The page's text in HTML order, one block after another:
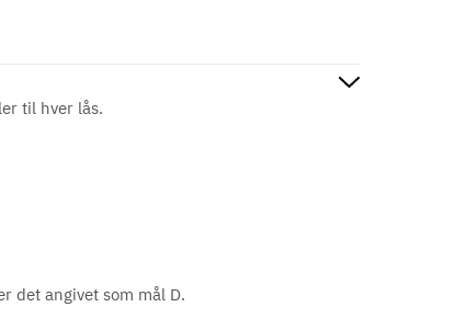
til hver lås.
det angivet som mål D.